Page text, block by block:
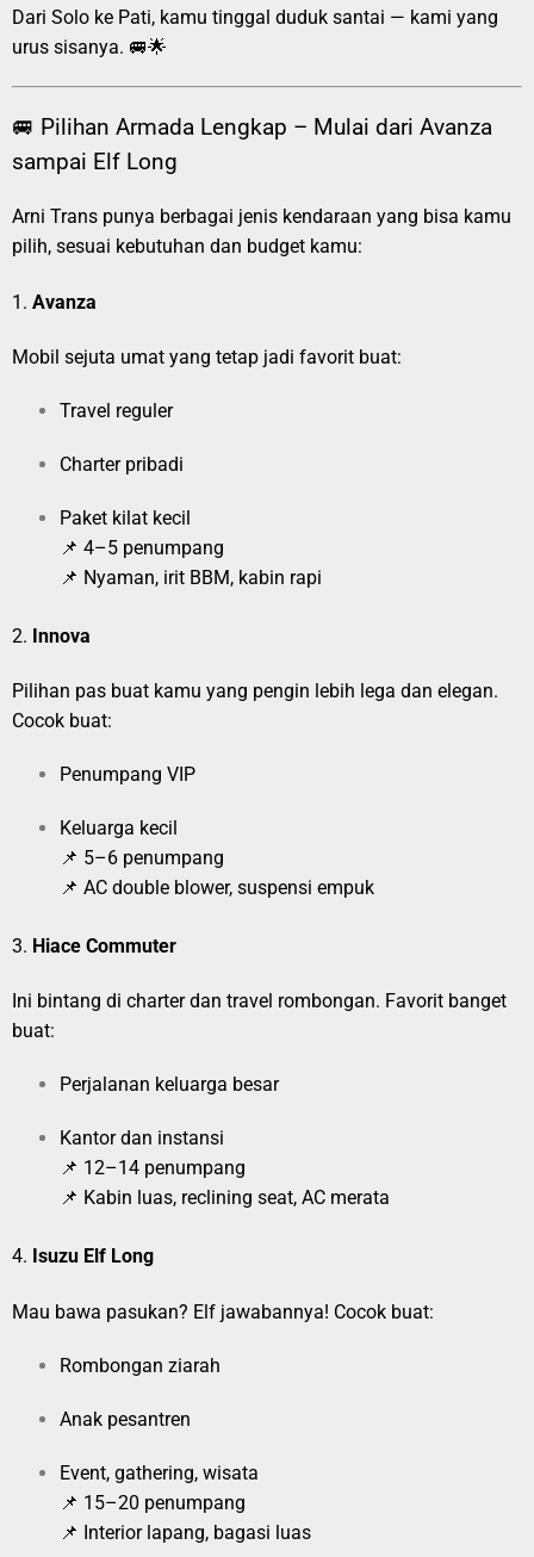
Dari Solo ke Pati, kamu tinggal duduk santai — kami yang
urus sisanya. 🚐🌟
🚐 Pilihan Armada Lengkap – Mulai dari Avanza
sampai Elf Long
Arni Trans punya berbagai jenis kendaraan yang bisa kamu
pilih, sesuai kebutuhan dan budget kamu:
1. Avanza
Mobil sejuta umat yang tetap jadi favorit buat:
Travel reguler
Charter pribadi
Paket kilat kecil
📌 4–5 penumpang
📌 Nyaman, irit BBM, kabin rapi
2. Innova
Pilihan pas buat kamu yang pengin lebih lega dan elegan.
Cocok buat:
Penumpang VIP
Keluarga kecil
📌 5–6 penumpang
📌 AC double blower, suspensi empuk
3. Hiace Commuter
Ini bintang di charter dan travel rombongan. Favorit banget
buat:
Perjalanan keluarga besar
Kantor dan instansi
📌 12–14 penumpang
📌 Kabin luas, reclining seat, AC merata
4. Isuzu Elf Long
Mau bawa pasukan? Elf jawabannya! Cocok buat:
Rombongan ziarah
Anak pesantren
Event, gathering, wisata
📌 15–20 penumpang
📌 Interior lapang, bagasi luas